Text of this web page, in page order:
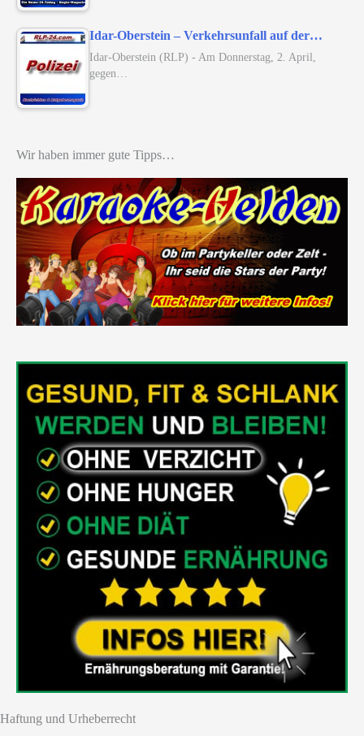
Idar-Oberstein – Verkehrsunfall auf der…
Idar-Oberstein (RLP) - Am Donnerstag, 2. April,
gegen…
Wir haben immer gute Tipps…
Haftung und Urheberrecht